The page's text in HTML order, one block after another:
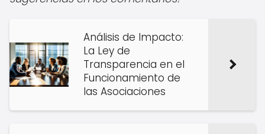
Análisis de Impacto:
La Ley de
Transparencia en el
Funcionamiento de
las Asociaciones